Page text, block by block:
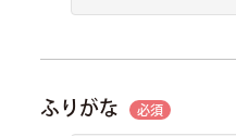
ふりがな 必須